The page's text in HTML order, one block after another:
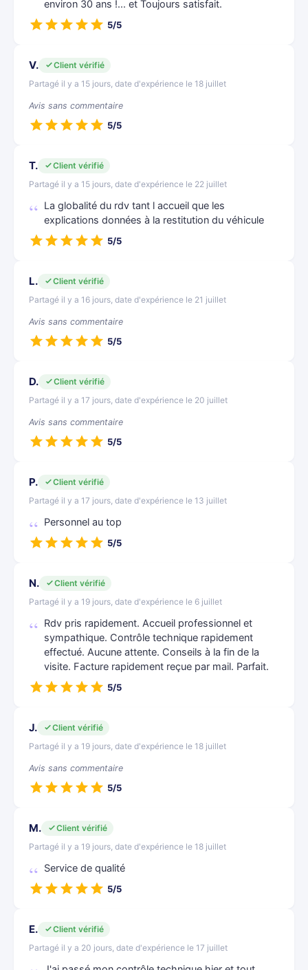
environ 30 ans !... et Toujours satisfait.
5/5
V.
Client vérifié
Partagé il y a 15 jours, date d'expérience le 18 juillet
Avis sans commentaire
5/5
T.
Client vérifié
Partagé il y a 15 jours, date d'expérience le 22 juillet
La globalité du rdv tant l accueil que les
explications données à la restitution du véhicule
5/5
L.
Client vérifié
Partagé il y a 16 jours, date d'expérience le 21 juillet
Avis sans commentaire
5/5
D.
Client vérifié
Partagé il y a 17 jours, date d'expérience le 20 juillet
Avis sans commentaire
5/5
P.
Client vérifié
Partagé il y a 17 jours, date d'expérience le 13 juillet
Personnel au top
5/5
N.
Client vérifié
Partagé il y a 19 jours, date d'expérience le 6 juillet
Rdv pris rapidement. Accueil professionnel et
sympathique. Contrôle technique rapidement
effectué. Aucune attente. Conseils à la fin de la
visite. Facture rapidement reçue par mail. Parfait.
5/5
J.
Client vérifié
Partagé il y a 19 jours, date d'expérience le 18 juillet
Avis sans commentaire
5/5
M.
Client vérifié
Partagé il y a 19 jours, date d'expérience le 18 juillet
Service de qualité
5/5
E.
Client vérifié
Partagé il y a 20 jours, date d'expérience le 17 juillet